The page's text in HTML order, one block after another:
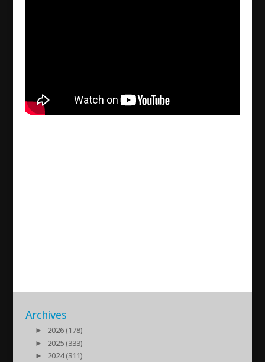
Archives
►
2026 (178)
►
2025 (333)
►
2024 (311)